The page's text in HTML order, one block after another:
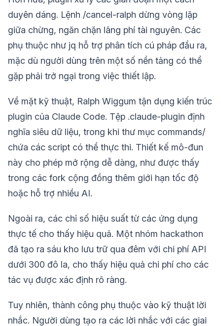
duyên dáng. Lệnh /cancel-ralph dừng vòng lặp
giữa chừng, ngăn chặn lãng phí tài nguyên. Các
phụ thuộc như jq hỗ trợ phân tích cú pháp đầu ra,
mặc dù người dùng trên một số nền tảng có thể
gặp phải trở ngại trong việc thiết lập.
Về mặt kỹ thuật, Ralph Wiggum tận dụng kiến trúc
plugin của Claude Code. Tệp .claude-plugin định
nghĩa siêu dữ liệu, trong khi thư mục commands/
chứa các script có thể thực thi. Thiết kế mô-đun
này cho phép mở rộng dễ dàng, như được thấy
trong các fork cộng đồng thêm giới hạn tốc độ
hoặc hỗ trợ nhiều AI.
Ngoài ra, các chỉ số hiệu suất từ các ứng dụng
thực tế cho thấy hiệu quả. Một nhóm hackathon
đã tạo ra sáu kho lưu trữ qua đêm với chi phí API
dưới 300 đô la, cho thấy hiệu quả chi phí cho các
tác vụ được xác định rõ ràng.
Tuy nhiên, thành công phụ thuộc vào kỹ thuật lời
nhắc. Người dùng tạo ra các lời nhắc với các giai